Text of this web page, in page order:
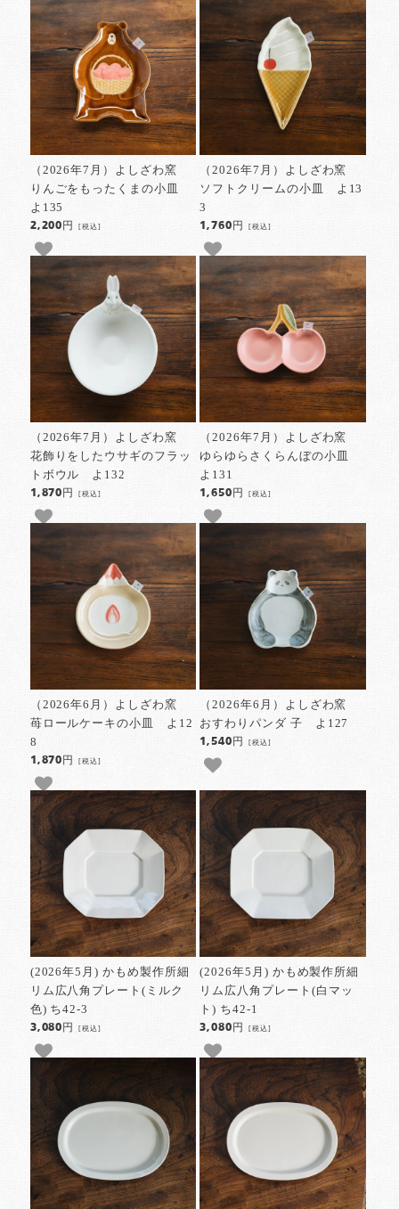
（2026年7月）よしざわ窯
りんごをもったくまの小皿
よ135
2,200円[税込]
（2026年7月）よしざわ窯
ソフトクリームの小皿 よ13
3
1,760円 [税込]
（2026年7月）よしざわ窯
花飾りをしたウサギのフラッ
トボウル よ132
1,870円[税込]
（2026年7月）よしざわ窯
ゆらゆらさくらんぼの小皿
よ131
1,650円 [税込]
（2026年6月）よしざわ窯
苺ロールケーキの小皿 よ12
8
1,870円[税込]
（2026年6月）よしざわ窯
おすわりパンダ 子 よ127
1,540円 [税込]
(2026年5月) かもめ製作所細
リム広八角プレート(ミルク
色) ち42-3
3,080円[税込]
(2026年5月) かもめ製作所細
リム広八角プレート(白マッ
ト) ち42-1
3,080円 [税込]